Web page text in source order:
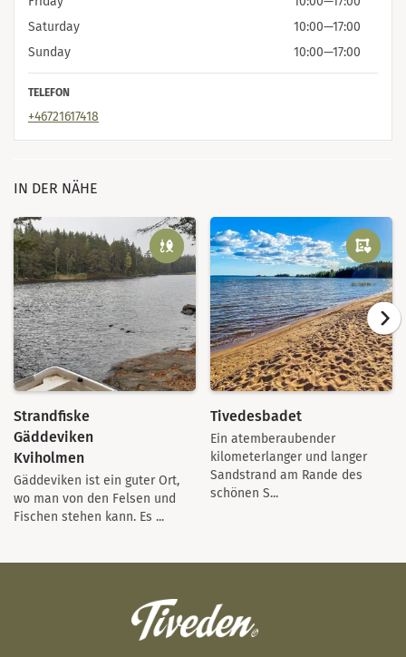
Saturday
10:00—17:00
Sunday
10:00—17:00
TELEFON
+46721617418
IN DER NÄHE
Strandfiske
Gäddeviken
Kviholmen
Gäddeviken ist ein guter Ort,
wo man von den Felsen und
Fischen stehen kann. Es ...
Tivedesbadet
Ein atemberaubender
kilometerlanger und langer
Sandstrand am Rande des
schönen S...